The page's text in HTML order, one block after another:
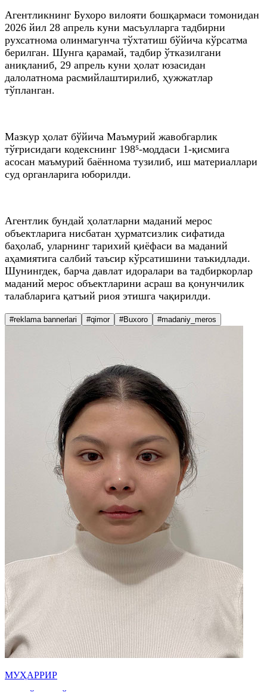
Агентликнинг Бухоро вилояти бошқармаси томонидан
2026 йил 28 апрель куни масъулларга тадбирни
рухсатнома олинмагунча тўхтатиш бўйича кўрсатма
берилган. Шунга қарамай, тадбир ўтказилгани
аниқланиб, 29 апрель куни ҳолат юзасидан
далолатнома расмийлаштирилиб, ҳужжатлар
тўпланган.
Мазкур ҳолат бўйича Маъмурий жавобгарлик
тўғрисидаги кодекснинг 198⁵-моддаси 1-қисмига
асосан маъмурий баённома тузилиб, иш материаллари
суд органларига юборилди.
Агентлик бундай ҳолатларни маданий мерос
объектларига нисбатан ҳурматсизлик сифатида
баҳолаб, уларнинг тарихий қиёфаси ва маданий
аҳамиятига салбий таъсир кўрсатишини таъкидлади.
Шунингдек, барча давлат идоралари ва тадбиркорлар
маданий мерос объектларини асраш ва қонунчилик
талабларига қатъий риоя этишга чақирилди.
#reklama bannerlari #qimor #Buxoro #madaniy_meros
МУҲАРРИР